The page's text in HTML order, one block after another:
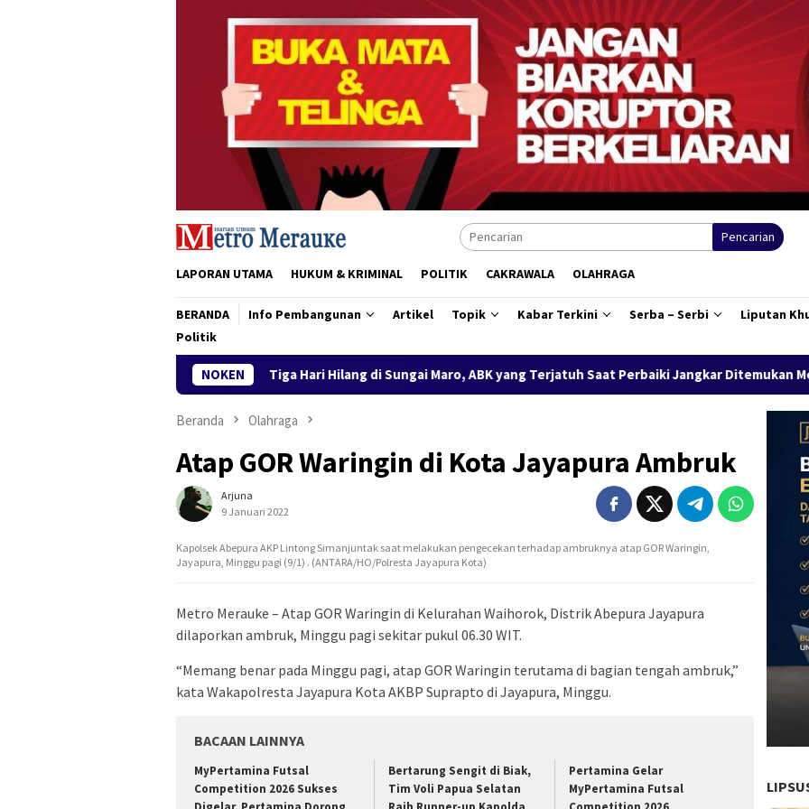
Pencarian
LAPORAN UTAMA HUKUM & KRIMINAL POLITIK CAKRAWALA OLAHRAGA
BERANDA Info Pembangunan Artikel Topik Kabar Terkini Serba – Serbi
Liputan
Politik
NOKEN
Tiga Hari Hilang di Sungai Maro, ABK yang Terjatuh Saat Perbaiki Jangkar Ditemukan Meninggal
Beranda Olahraga
Atap GOR Waringin di Kota Jayapura Ambruk
Arjuna
9 Januari 2022
Kapolsek Abepura AKP Lintong Simanjuntak saat melakukan pengecekan terhadap ambruknya atap GOR Waringin,
Jayapura, Minggu pagi (9/1) . (ANTARA/HO/Polresta Jayapura Kota)
Metro Merauke – Atap GOR Waringin di Kelurahan Waihorok, Distrik Abepura Jayapura
dilaporkan ambruk, Minggu pagi sekitar pukul 06.30 WIT.
“Memang benar pada Minggu pagi, atap GOR Waringin terutama di bagian tengah ambruk,”
kata Wakapolresta Jayapura Kota AKBP Suprapto di Jayapura, Minggu.
BACAAN LAINNYA
MyPertamina Futsal
Competition 2026 Sukses
​Bertarung Sengit di Biak,
Tim Voli Papua Selatan
Pertamina Gelar
MyPertamina Futsal